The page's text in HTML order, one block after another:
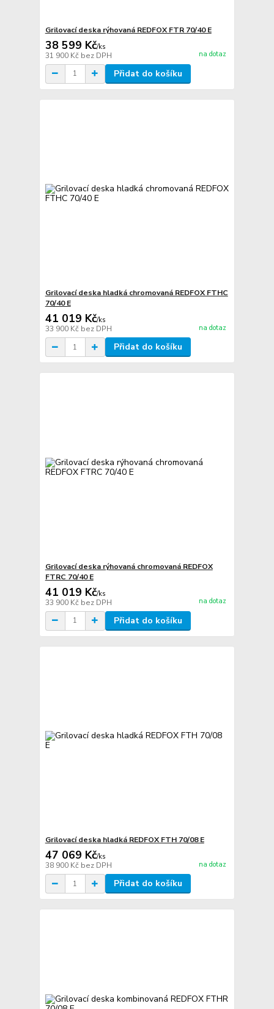
Grilovací deska rýhovaná REDFOX FTR 70/40 E
38 599 Kč/ks
31 900 Kč bez DPH na dotaz
Přidat do košíku
Grilovací deska hladká chromovaná REDFOX FTHC
70/40 E
41 019 Kč/ks
33 900 Kč bez DPH na dotaz
Přidat do košíku
Grilovací deska rýhovaná chromovaná REDFOX
FTRC 70/40 E
41 019 Kč/ks
33 900 Kč bez DPH na dotaz
Přidat do košíku
Grilovací deska hladká REDFOX FTH 70/08 E
47 069 Kč/ks
38 900 Kč bez DPH na dotaz
Přidat do košíku